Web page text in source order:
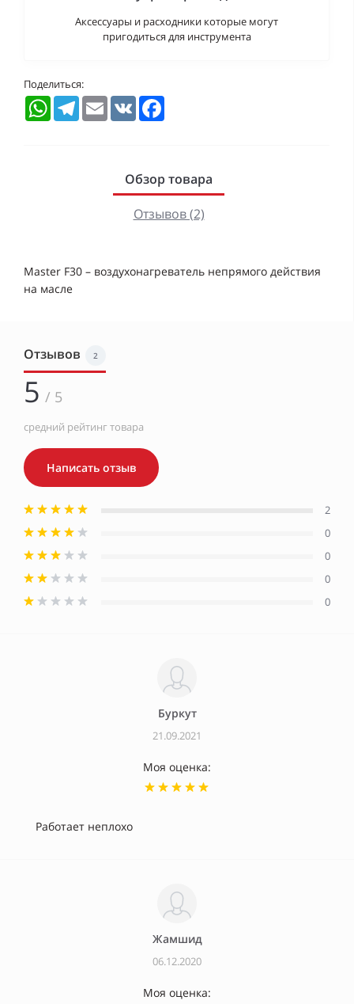
Аксессуары и расходники которые могут
пригодиться для инструмента
Поделиться:
WhatsAppTelegramEmail VK
Обзор товара
Отзывов (2)
Master F30 – воздухонагреватель непрямого действия
на масле
Отзывов 2
5 / 5
средний рейтинг товара
Написать отзыв
2
0
0
0
0
Буркут
21.09.2021
Моя оценка:
Работает неплохо
Жамшид
06.12.2020
Моя оценка: